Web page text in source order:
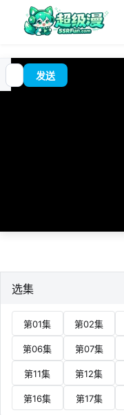
00:00
追
番
?发送
选集
第01集 第02集
第06集 第07集
第11集 第12集
第16集 第17集